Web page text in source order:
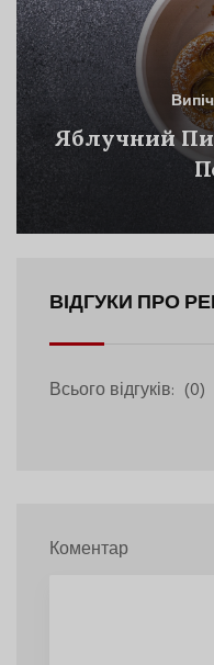
Яблучний
ВІДГУКИ ПРО
Всього відгуків: (0)
Коментар